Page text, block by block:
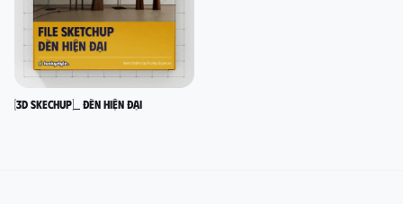
[3D SKECHUP]_ Đèn hiện đại